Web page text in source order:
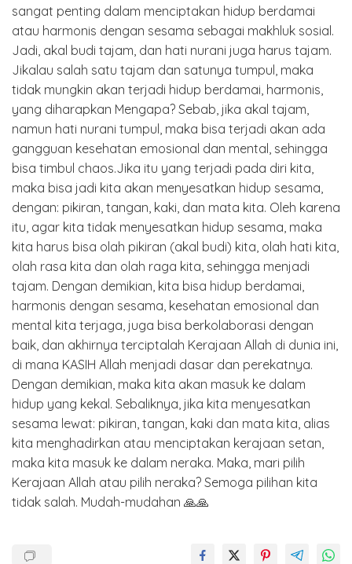
sangat penting dalam menciptakan hidup berdamai
atau harmonis dengan sesama sebagai makhluk sosial.
Jadi, akal budi tajam, dan hati nurani juga harus tajam.
Jikalau salah satu tajam dan satunya tumpul, maka
tidak mungkin akan terjadi hidup berdamai, harmonis,
yang diharapkan Mengapa? Sebab, jika akal tajam,
namun hati nurani tumpul, maka bisa terjadi akan ada
gangguan kesehatan emosional dan mental, sehingga
bisa timbul chaos.Jika itu yang terjadi pada diri kita,
maka bisa jadi kita akan menyesatkan hidup sesama,
dengan: pikiran, tangan, kaki, dan mata kita. Oleh karena
itu, agar kita tidak menyesatkan hidup sesama, maka
kita harus bisa olah pikiran (akal budi) kita, olah hati kita,
olah rasa kita dan olah raga kita, sehingga menjadi
tajam. Dengan demikian, kita bisa hidup berdamai,
harmonis dengan sesama, kesehatan emosional dan
mental kita terjaga, juga bisa berkolaborasi dengan
baik, dan akhirnya terciptalah Kerajaan Allah di dunia ini,
di mana KASIH Allah menjadi dasar dan perekatnya.
Dengan demikian, maka kita akan masuk ke dalam
hidup yang kekal. Sebaliknya, jika kita menyesatkan
sesama lewat: pikiran, tangan, kaki dan mata kita, alias
kita menghadirkan atau menciptakan kerajaan setan,
maka kita masuk ke dalam neraka. Maka, mari pilih
Kerajaan Allah atau pilih neraka? Semoga pilihan kita
tidak salah. Mudah-mudahan 🙏🙏